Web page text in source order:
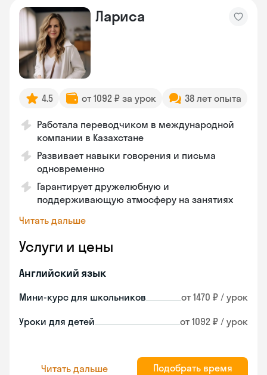
Лариса
4.5 от 1092 ₽ за урок 38 лет опыта
Работала переводчиком в международной
компании в Казахстане
Развивает навыки говорения и письма
одновременно
Гарантирует дружелюбную и
поддерживающую атмосферу на занятиях
Читать дальше
Услуги и цены
Английский язык
Мини-курс для школьников от 1470 ₽ / урок
Уроки для детей от 1092 ₽ / урок
Читать дальше Подобрать время